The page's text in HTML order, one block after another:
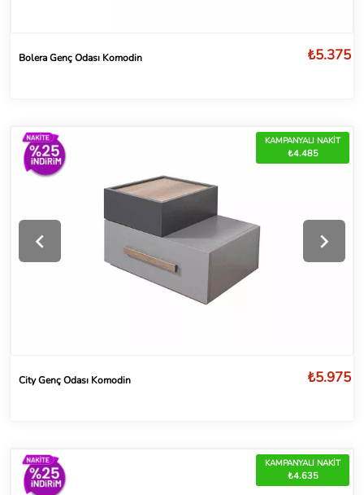
Bolera Genç Odası Komodin ₺5.375
KAMPANYALI NAKİT
₺4.485
City Genç Odası Komodin ₺5.975
KAMPANYALI NAKİT
₺4.635